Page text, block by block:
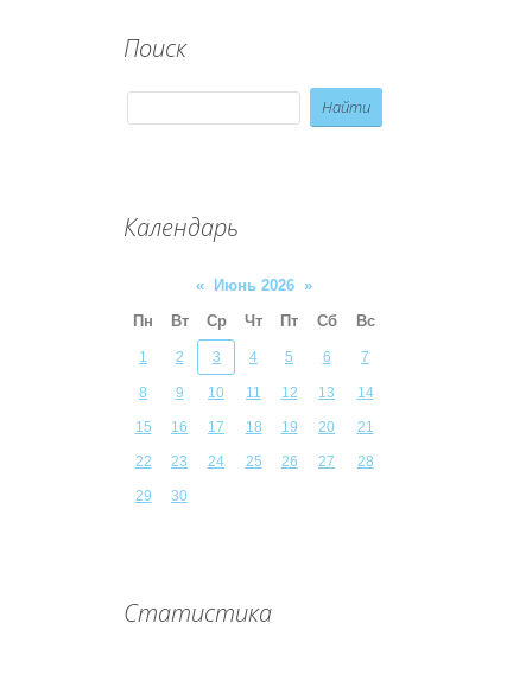
Поиск
Календарь
« Июнь 2026 »
Пн
Вт Ср Чт Пт Сб Вс
1 2 3 4 5 6 7
8 9 10 11 12 13 14
15 16 17 18 19 20 21
22 23 24 25 26 27 28
29 30
Статистика